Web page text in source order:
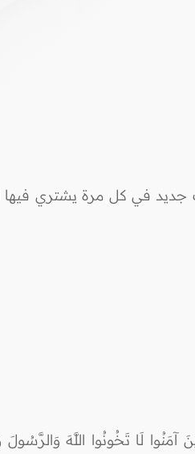
جديد في كل مرة يشتري
لَا تَخُونُوا اللَّهَ وَالرَّسُولَ